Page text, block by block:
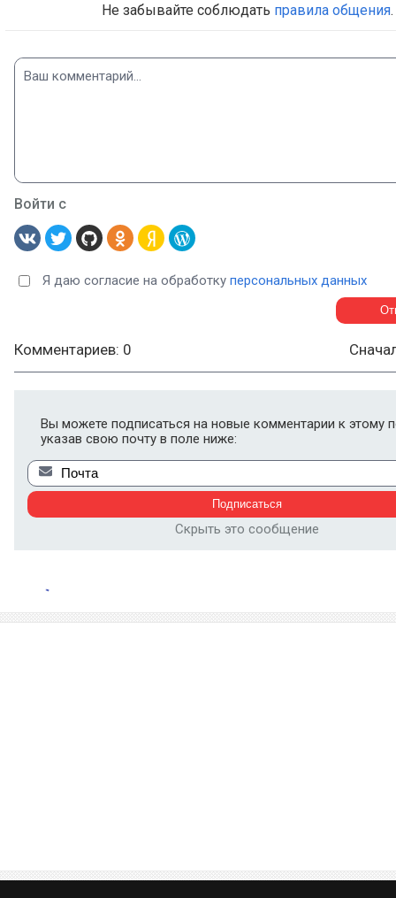
Не забывайте соблюдать правила общения.
Войти с
Я даю согласие на обработку персональных данных
Комментариев: 0
Вы можете подписаться на новые комментарии к этому
указав свою почту в поле ниже:
Скрыть это сообщение